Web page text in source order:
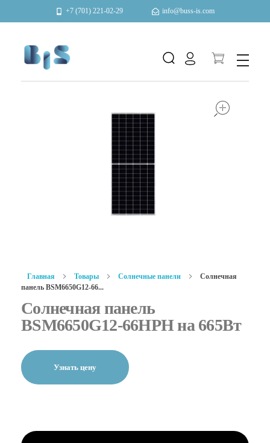
+7 (701) 221-02-29 info@buss-is.com
Автоматизация и энергоэффективность
Главная Товары Солнечные панели
Солнечная
панель BSM6650G12-66...
Солнечная панель
BSM6650G12-66HPH на 665Вт
Узнать цену